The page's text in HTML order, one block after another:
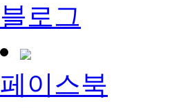
블로그
페이스북